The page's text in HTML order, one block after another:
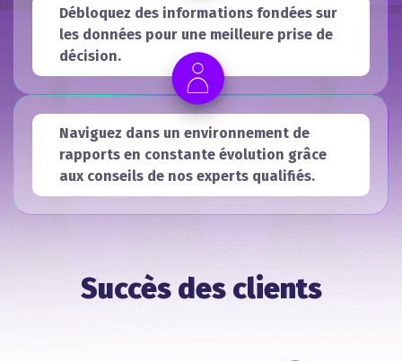
Débloquez des informations fondées sur
les données pour une meilleure prise de
décision.
Naviguez dans un environnement de
rapports en constante évolution grâce
aux conseils de nos experts qualifiés.
Succès des clients